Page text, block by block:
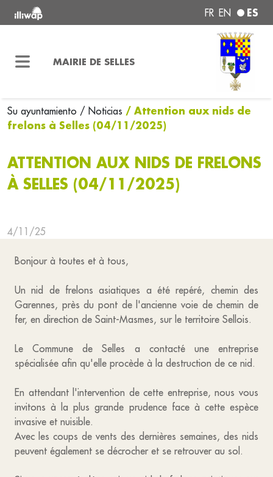
FR EN ES
MAIRIE DE SELLES
Su ayuntamiento / Noticias / Attention aux nids de
frelons à Selles (04/11/2025)
ATTENTION AUX NIDS DE FRELONS
À SELLES (04/11/2025)
4/11/25
Bonjour à toutes et à tous,
Un nid de frelons asiatiques a été repéré, chemin des
Garennes, près du pont de l'ancienne voie de chemin de
fer, en direction de Saint-Masmes, sur le territoire Sellois.
Le Commune de Selles a contacté une entreprise
spécialisée afin qu'elle procède à la destruction de ce nid.
En attendant l'intervention de cette entreprise, nous vous
invitons à la plus grande prudence face à cette espèce
invasive et nuisible.
Avec les coups de vents des dernières semaines, des nids
peuvent également se décrocher et se retrouver au sol.